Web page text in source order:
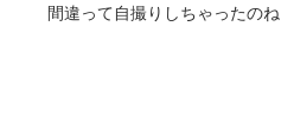
間違って自撮りしちゃったのね